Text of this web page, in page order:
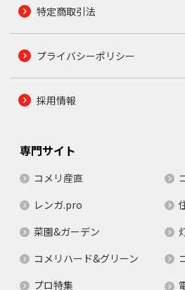
特定商取引法
プライバシーポリシー
採用情報
専門サイト
コメリ産直
レンガ.pro
菜園&ガーデン
コメリハード&グリーン
プロ特集